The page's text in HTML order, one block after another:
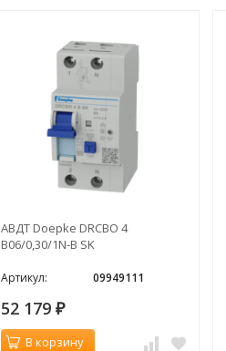
АВДТ Doepke DRCBO 4
B06/0,30/1N-B SK
Артикул: 09949111
52 179 ₽
В корзину